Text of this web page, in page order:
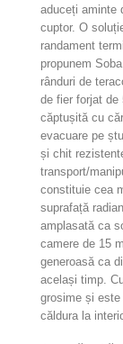
aduceți aminte
cuptor. O
randament
propunem
rânduri de
de fier forjat de
căptușită cu
evacuare pe
și chit
transport/
constituie cea
suprafață
amplasată ca
camere de 15
generoasă ca
același timp.
grosime și
căldura la